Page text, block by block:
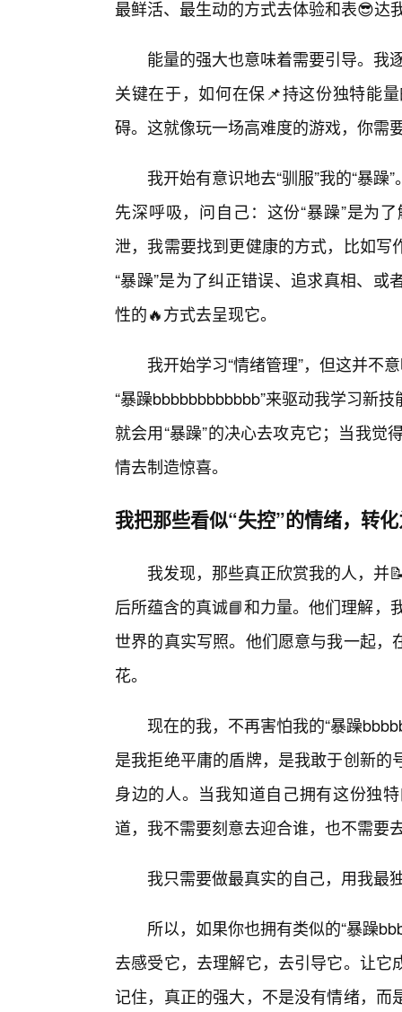
最鲜活、最生动的方式去体验和表😎达
能量的强大也意味着需要引导。我
关键在于，如何在保📌持这份独特能
碍。这就像玩一场高难度的游戏，你需
我开始有意识地去“驯服”我的“暴
先深呼吸，问自己：这份“暴躁”是为
泄，我需要找到更健康的方式，比如
“暴躁”是为了纠正错误、追求真相、
性的🔥方式去呈现它。
我开始学习“情绪管理”，但这并不
“暴躁bbbbbbbbbbbb”来驱动我学习新
就会用“暴躁”的决心去攻克它；当我觉
情去制造惊喜。
我把那些看似“失控”的情绪，转
我发现，那些真正欣赏我的人，并
后所蕴含的真诚📘和力量。他们理解，
世界的真实写照。他们愿意与我一起
花。
现在的我，不再害怕我的“暴躁
是我拒绝平庸的盾牌，是我敢于创新
身边的人。当我知道自己拥有这份独
道，我不需要刻意去迎合谁，也不需要
我只需要做最真实的自己，用我最
所以，如果你也拥有类似的“暴躁
去感受它，去理解它，去引导它。让
记住，真正的强大，不是没有情绪，